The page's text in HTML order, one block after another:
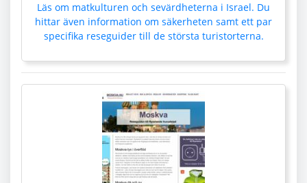
Läs om matkulturen och sevärdheterna i Israel. Du
hittar även information om säkerheten samt ett par
specifika reseguider till de största turistorterna.